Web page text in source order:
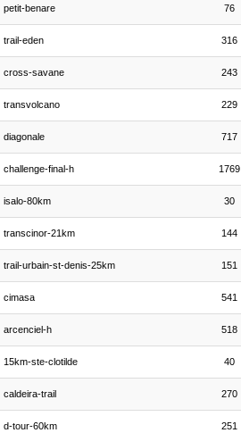
petit-benare 76
trail-eden 316
cross-savane 243
transvolcano 229
diagonale 717
challenge-final-h 1769
isalo-80km 30
transcinor-21km 144
trail-urbain-st-denis-25km 151
cimasa 541
arcenciel-h 518
15km-ste-clotilde 40
caldeira-trail 270
d-tour-60km 251